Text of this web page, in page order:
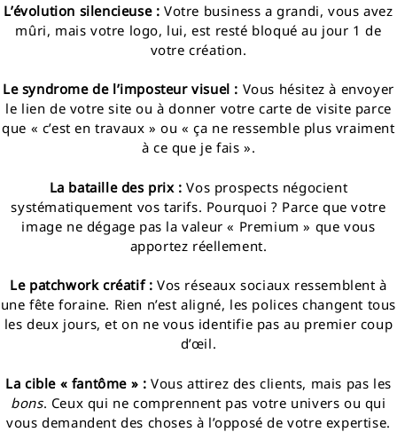
L’évolution silencieuse : Votre business a grandi, vous avez
mûri, mais votre logo, lui, est resté bloqué au jour 1 de
votre création.
Le syndrome de l’imposteur visuel : Vous hésitez à envoyer
le lien de votre site ou à donner votre carte de visite parce
que « c’est en travaux » ou « ça ne ressemble plus vraiment
à ce que je fais ».
La bataille des prix : Vos prospects négocient
systématiquement vos tarifs. Pourquoi ? Parce que votre
image ne dégage pas la valeur « Premium » que vous
apportez réellement.
Le patchwork créatif : Vos réseaux sociaux ressemblent à
une fête foraine. Rien n’est aligné, les polices changent tous
les deux jours, et on ne vous identifie pas au premier coup
d’œil.
La cible « fantôme » : Vous attirez des clients, mais pas les
bons. Ceux qui ne comprennent pas votre univers ou qui
vous demandent des choses à l’opposé de votre expertise.